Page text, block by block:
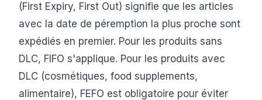
(First Expiry, First Out) signifie que les articles
avec la date de péremption la plus proche sont
expédiés en premier. Pour les produits sans
DLC, FIFO s'applique. Pour les produits avec
DLC (cosmétiques, food supplements,
alimentaire), FEFO est obligatoire pour éviter